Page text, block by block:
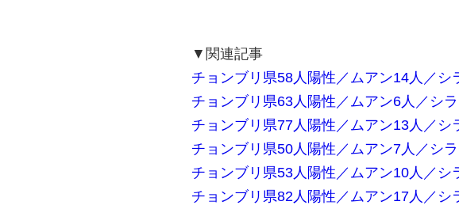
▼関連記事
チョンブリ県58人陽性／ムアン14人／シ
チョンブリ県63人陽性／ムアン6人／シ
チョンブリ県77人陽性／ムアン13人／シ
チョンブリ県50人陽性／ムアン7人／シ
チョンブリ県53人陽性／ムアン10人／シ
チョンブリ県82人陽性／ムアン17人／シ